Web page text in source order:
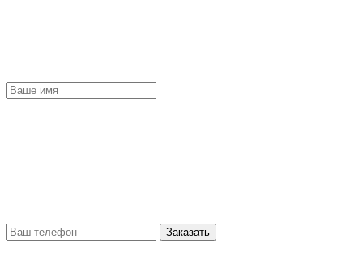
Заказать